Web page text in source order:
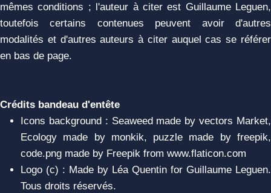
mêmes conditions ; l'auteur à citer est Guillaume Leguen,
toutefois certains contenues peuvent avoir d'autres
modalités et d'autres auteurs à citer auquel cas se référer
en bas de page.
Crédits bandeau d'entête
Icons background : Seaweed made by vectors Market,
Ecology made by monkik, puzzle made by freepik,
code.png made by Freepik from www.flaticon.com
Logo (c) : Made by Léa Quentin for Guillaume Leguen.
Tous droits réservés.